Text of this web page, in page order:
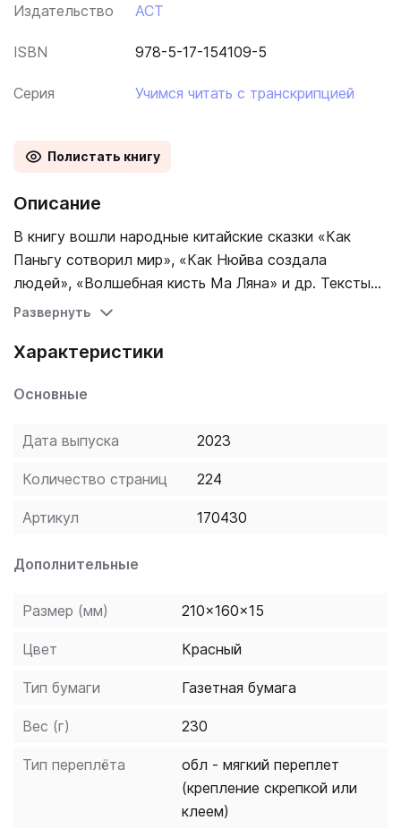
Издательство АСТ
ISBN 978-5-17-154109-5
Серия Учимся читать с транскрипцией
Полистать книгу
Описание
В книгу вошли народные китайские сказки «Как
Паньгу сотворил мир», «Как Нюйва создала
людей», «Волшебная кисть Ма Ляна» и др. Тексты
сказок подготовлены для начального уровня
добавлена транскрипция пиньинь (основная
книги расположен небольшой китайско-русский
только начал изучать китайский язык и стремится
достичь успехов. Чтение в оригинале — это
прекрасная возможность познакомиться с культурой
Китая.
Развернуть
Характеристики
Основные
Дата выпуска 2023
Количество страниц 224
Артикул 170430
Дополнительные
Размер (мм) 210x160x15
Цвет Красный
Тип бумаги Газетная бумага
Вес (г) 230
Тип переплёта
обл - мягкий переплет
(крепление скрепкой или
клеем)